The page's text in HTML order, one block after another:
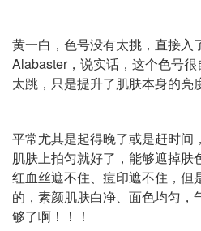
黄一白，色号没有太挑，直接入
Alabaster，说实话，这个色号
太跳，只是提升了肌肤本身的亮
平常尤其是起得晚了或是赶时间
肌肤上拍匀就好了，能够遮掉肤
红血丝遮不住、痘印遮不住，但
的，素颜肌肤白净、面色均匀，
够了啊！！！